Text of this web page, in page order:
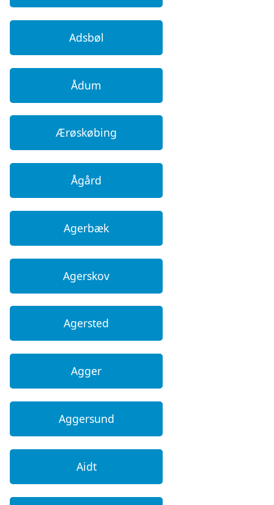
Adsbøl
Ådum
Ærøskøbing
Ågård
Agerbæk
Agerskov
Agersted
Agger
Aggersund
Aidt